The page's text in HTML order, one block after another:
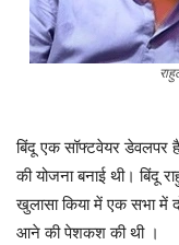
बिंदू एक सॉफ्टवेयर डेवलपर
की योजना बनाई थी। बिंदू
खुलासा किया में एक सभा में
आने की पेशकश की थी ।